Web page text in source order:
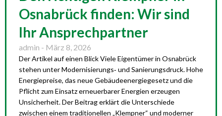
Osnabrück finden: Wir sind
Ihr Ansprechpartner
admin März 8, 2026
Der Artikel auf einen Blick Viele Eigentümer in Osnabrück
stehen unter Modernisierungs‑ und Sanierungsdruck. Hohe
Energiepreise, das neue Gebäudeenergiegesetz und die
Pflicht zum Einsatz erneuerbarer Energien erzeugen
Unsicherheit. Der Beitrag erklärt die Unterschiede
zwischen einem traditionellen „Klempner“ und moderner